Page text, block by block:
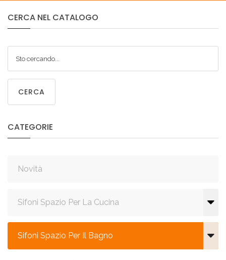
CERCA NEL CATALOGO
CERCA
CATEGORIE
Novità
Sifoni Spazio Per La Cucina
Sifoni Spazio Per Il Bagno